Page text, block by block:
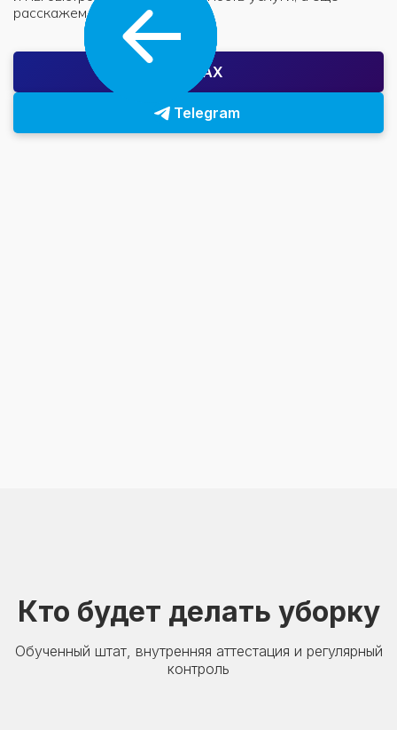
расскажем о наших скидках.
MAX
Telegram
Кто будет делать уборку
Обученный штат, внутренняя аттестация и регулярный
контроль